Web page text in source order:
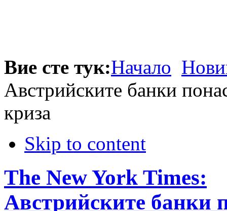
Вие сте тук:Начало
Австрийските банки
криза
Skip to content
The New York Times:
Австрийските банки